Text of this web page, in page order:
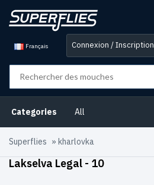
Français Connexion / Inscription
Categories All
Superflies » kharlovka
Lakselva Legal - 10